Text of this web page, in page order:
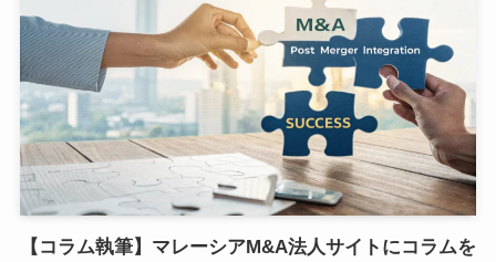
【コラム執筆】マレーシアM&A法人サイトにコラムを